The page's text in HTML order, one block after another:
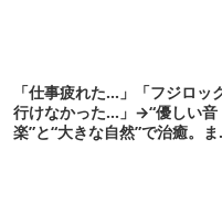
「仕事疲れた…」「フジロッ
行けなかった…」→“優しい音
楽”と“大きな自然”で治癒。ま